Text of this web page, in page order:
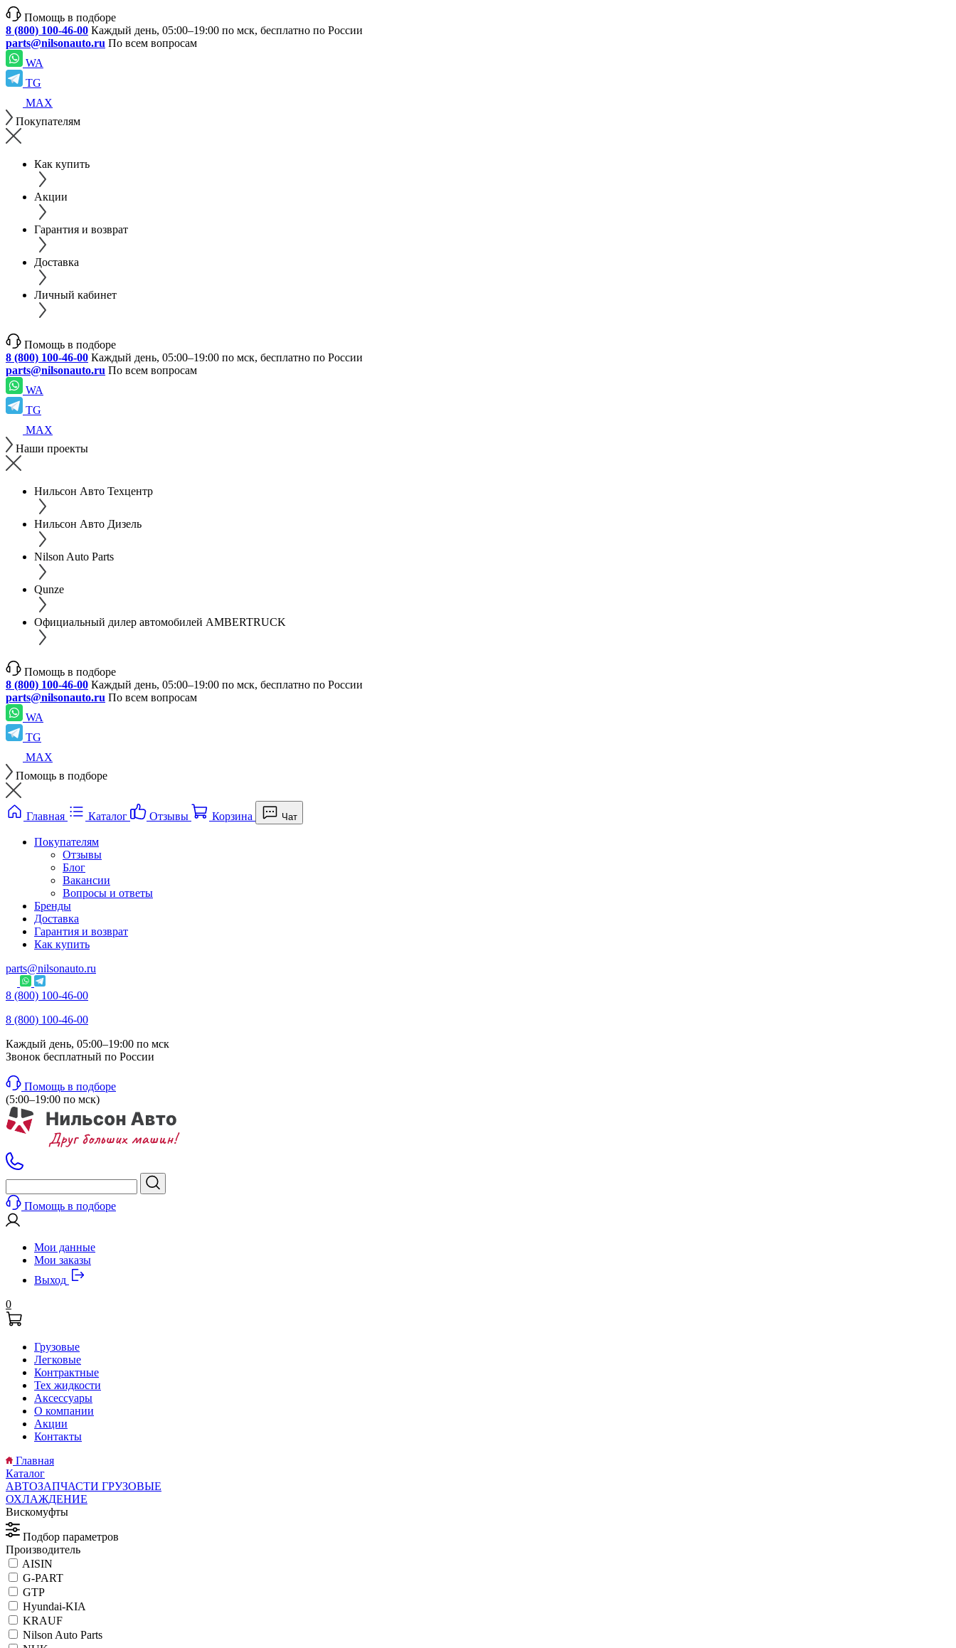
Помощь в подборе
8 (800) 100-46-00 Каждый день, 05:00–19:00 по мск, бесплатно по России
parts@nilsonauto.ru По всем вопросам
WA
TG
MAX
Покупателям
Как купить
Акции
Гарантия и возврат
Доставка
Личный кабинет
Помощь в подборе
8 (800) 100-46-00 Каждый день, 05:00–19:00 по мск, бесплатно по России
parts@nilsonauto.ru По всем вопросам
WA
TG
MAX
Наши проекты
Нильсон Авто Техцентр
Нильсон Авто Дизель
Nilson Auto Parts
Qunze
Официальный дилер автомобилей AMBERTRUCK
Помощь в подборе
8 (800) 100-46-00 Каждый день, 05:00–19:00 по мск, бесплатно по России
parts@nilsonauto.ru По всем вопросам
WA
TG
MAX
Помощь в подборе
Главная Каталог Отзывы Корзина Чат
Покупателям
Отзывы
Блог
Вакансии
Вопросы и ответы
Бренды
Доставка
Гарантия и возврат
Как купить
parts@nilsonauto.ru
8 (800) 100-46-00
8 (800) 100-46-00
Каждый день, 05:00–19:00 по мск
Звонок бесплатный по России
Помощь в подборе
(5:00–19:00 по мск)
Помощь в подборе
Мои данные
Мои заказы
Выход
0
Грузовые
Легковые
Контрактные
Тех жидкости
Аксессуары
О компании
Акции
Контакты
Главная
Каталог
АВТОЗАПЧАСТИ ГРУЗОВЫЕ
ОХЛАЖДЕНИЕ
Вискомуфты
Подбор параметров
Производитель
AISIN
G-PART
GTP
Hyundai-KIA
KRAUF
Nilson Auto Parts